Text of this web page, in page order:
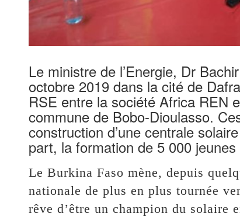
Le ministre de l’Energie, Dr
octobre 2019 dans la cité de
RSE entre la société Africa REN
commune de Bobo-Dioulasso.
construction d’une centrale
part, la formation de 5 000
Le Burkina Faso mène, depuis
nationale de plus en plus tournée
rêve d’être un champion du solaire